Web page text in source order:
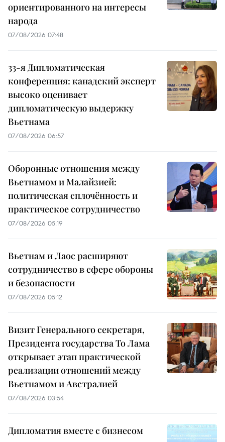
ориентированного на интересы
народа
07/08/2026 07:48
33-я Дипломатическая
конференция: канадский эксперт
высоко оценивает
дипломатическую выдержку
Вьетнама
07/08/2026 06:57
Оборонные отношения между
Вьетнамом и Малайзией:
политическая сплочённость и
практическое сотрудничество
07/08/2026 05:19
Вьетнам и Лаос расширяют
сотрудничество в сфере обороны
и безопасности
07/08/2026 05:12
Визит Генерального секретаря,
Президента государства То Лама
открывает этап практической
реализации отношений между
Вьетнамом и Австралией
07/08/2026 03:54
Дипломатия вместе с бизнесом